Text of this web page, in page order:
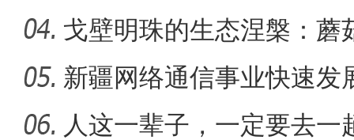
【与你为邻】海比夫：用六
多人听
戈壁明珠的生态涅槃：蘑
战
新疆网络通信事业快速发
距离
人这一辈子，一定要去一